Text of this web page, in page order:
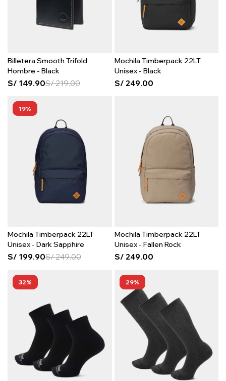
Billetera Smooth Trifold
Hombre - Black
S/ 149.90S/219.00
Mochila Timberpack 22LT
Unisex - Black
S/ 249.00
19
Mochila Timberpack 22LT
Unisex - Dark Sapphire
S/ 199.90S/249.00
Mochila Timberpack 22LT
Unisex - Fallen Rock
S/ 249.00
32 29